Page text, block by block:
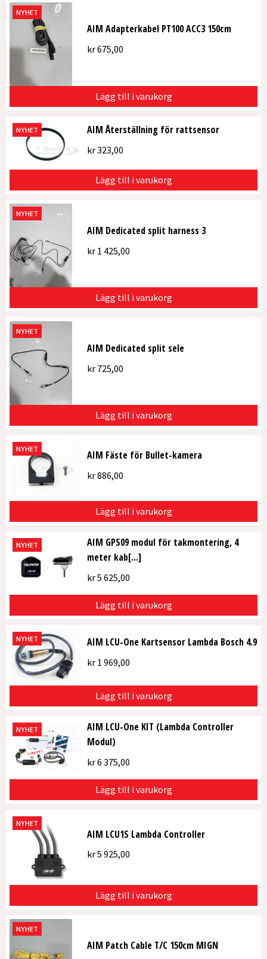
NYHET
AIM Adapterkabel PT100 ACC3 150cm
kr675,00
Lägg till i varukorg
NYHET AIM Återställning för rattsensor
kr323,00
Lägg till i varukorg
NYHET
AIM Dedicated split harness 3
kr1 425,00
Lägg till i varukorg
NYHET
AIM Dedicated split sele
kr725,00
Lägg till i varukorg
NYHET AIM Fäste för Bullet-kamera
kr886,00
Lägg till i varukorg
NYHET
AIM GPS09 modul för takmontering, 4
meter kab[...]
kr5 625,00
Lägg till i varukorg
NYHET AIM LCU-One Kartsensor Lambda Bosch 4.9
kr1 969,00
Lägg till i varukorg
NYHET
AIM LCU-One KIT (Lambda Controller
Modul)
kr6 375,00
Lägg till i varukorg
NYHET
AIM LCU1S Lambda Controller
kr5 925,00
Lägg till i varukorg
NYHET
AIM Patch Cable T/C 150cm MIGN